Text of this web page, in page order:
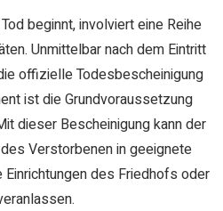
beginnt, involviert eine Reihe
Unmittelbar nach dem Eintritt
offizielle Todesbescheinigung
ist die Grundvoraussetzung
dieser Bescheinigung kann der
Verstorbenen in geeignete
Einrichtungen des Friedhofs oder